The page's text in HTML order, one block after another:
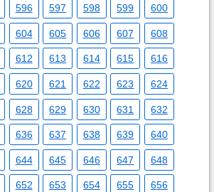
596 597 598 599 600
604 605 606 607 608
612 613 614 615 616
620 621 622 623 624
628 629 630 631 632
636 637 638 639 640
644 645 646 647 648
652 653 654 655 656